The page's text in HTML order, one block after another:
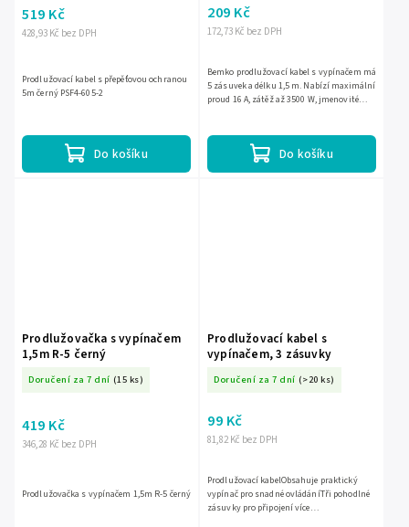
428,93 Kč bez DPH
519 Kč
Do košíku
Prodlužovací kabel s přepěťovou ochranou
5m černý PSF4-605-2
172,73 Kč bez DPH
209 Kč
Do košíku
Bemko prodlužovací kabel s vypínačem má
5 zásuvek a délku 1,5 m. Nabízí maximální
proud 16 A, zátěž až 3500 W, jmenovité
Prodlužovačka s vypínačem
1,5m R-5 černý
Doručení za 7 dní (15 ks)
346,28 Kč bez DPH
419 Kč
Prodlužovačka s vypínačem 1,5m R-5 černý
Prodlužovací kabel s
vypínačem, 3 zásuvky
Doručení za 7 dní (>20 ks)
81,82 Kč bez DPH
99 Kč
Prodlužovací kabelObsahuje praktický
vypínač pro snadné ovládáníTři pohodlné
zásuvky pro připojení více